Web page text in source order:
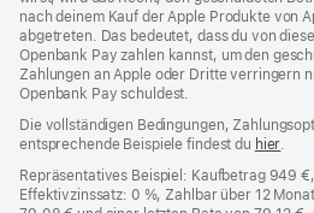
nach deinem Kauf der Apple Produkte von
abgetreten. Das bedeutet, dass du von
Openbank Pay zahlen kannst, um den
Zahlungen an Apple oder Dritte verringern
Openbank Pay schuldest.
Die vollständigen Bedingungen,
entsprechende Beispiele findest du hier.
Repräsentatives Beispiel: Kaufbetrag 949
Effektivzinssatz: 0 %, Zahlbar über 12